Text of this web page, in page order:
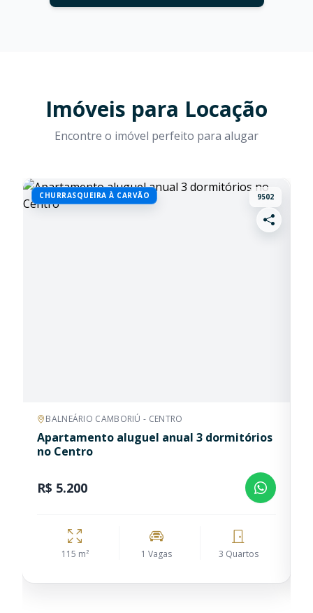
Imóveis para Locação
Encontre o imóvel perfeito para alugar
CHURRASQUEIRA À CARVÃO 9502
BALNEÁRIO CAMBORIÚ - CENTRO
Apartamento aluguel anual 3 dormitórios
no Centro
R$ 5.200
115 m² 1 Vagas 3 Quartos